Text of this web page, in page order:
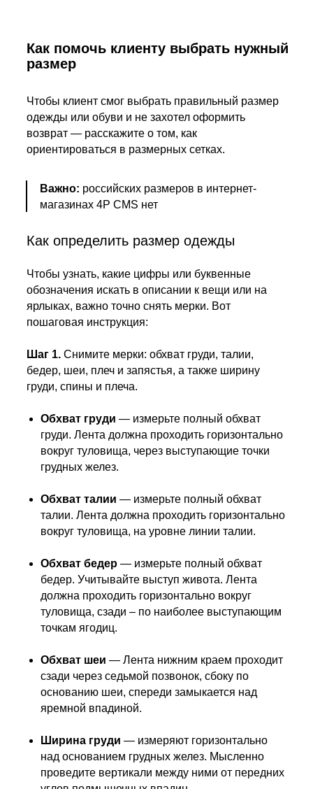
Как помочь клиенту выбрать нужный
размер
Чтобы клиент смог выбрать правильный размер
одежды или обуви и не захотел оформить
возврат — расскажите о том, как
ориентироваться в размерных сетках.
Важно: российских размеров в интернет-
магазинах 4P CMS нет
Как определить размер одежды
Чтобы узнать, какие цифры или буквенные
обозначения искать в описании к вещи или на
ярлыках, важно точно снять мерки. Вот
пошаговая инструкция:
Шаг 1.Снимите мерки: обхват груди, талии,
бедер, шеи, плеч и запястья, а также ширину
груди, спины и плеча.
Обхват груди — измерьте полный обхват
груди. Лента должна проходить горизонтально
вокруг туловища, через выступающие точки
грудных желез.
Обхват талии — измерьте полный обхват
талии. Лента должна проходить горизонтально
вокруг туловища, на уровне линии талии.
Обхват бедер— измерьте полный обхват
бедер. Учитывайте выступ живота. Лента
должна проходить горизонтально вокруг
туловища, сзади – по наиболее выступающим
точкам ягодиц.
Обхват шеи — Лента нижним краем проходит
сзади через седьмой позвонок, сбоку по
основанию шеи, спереди замыкается над
яремной впадиной.
Ширина груди — измеряют горизонтально
над основанием грудных желез. Мысленно
проведите вертикали между ними от передних